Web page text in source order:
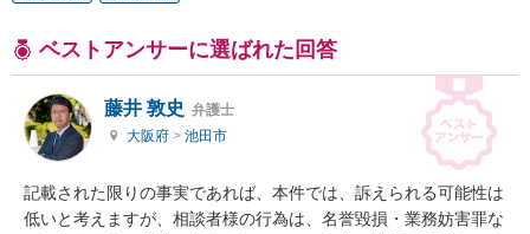
ベストアンサーに選ばれた回答
藤井 敦史 弁護士
大阪府 > 池田市
記載された限りの事実であれば、本件では、訴えられる可能性は
低いと考えますが、相談者様の行為は、名誉毀損・業務妨害罪な